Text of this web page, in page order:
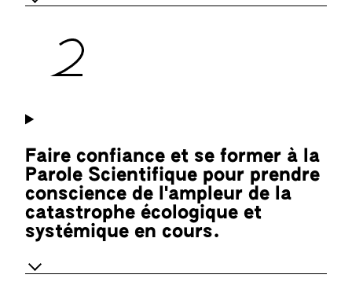
Faire confiance et se former à la
Parole Scientifique pour prendre
conscience de l'ampleur de la
catastrophe écologique et
systémique en cours.